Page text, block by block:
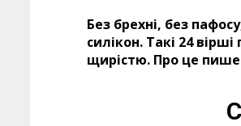
Без брехні, без
силікон. Такі 24
щирістю. Про це пише